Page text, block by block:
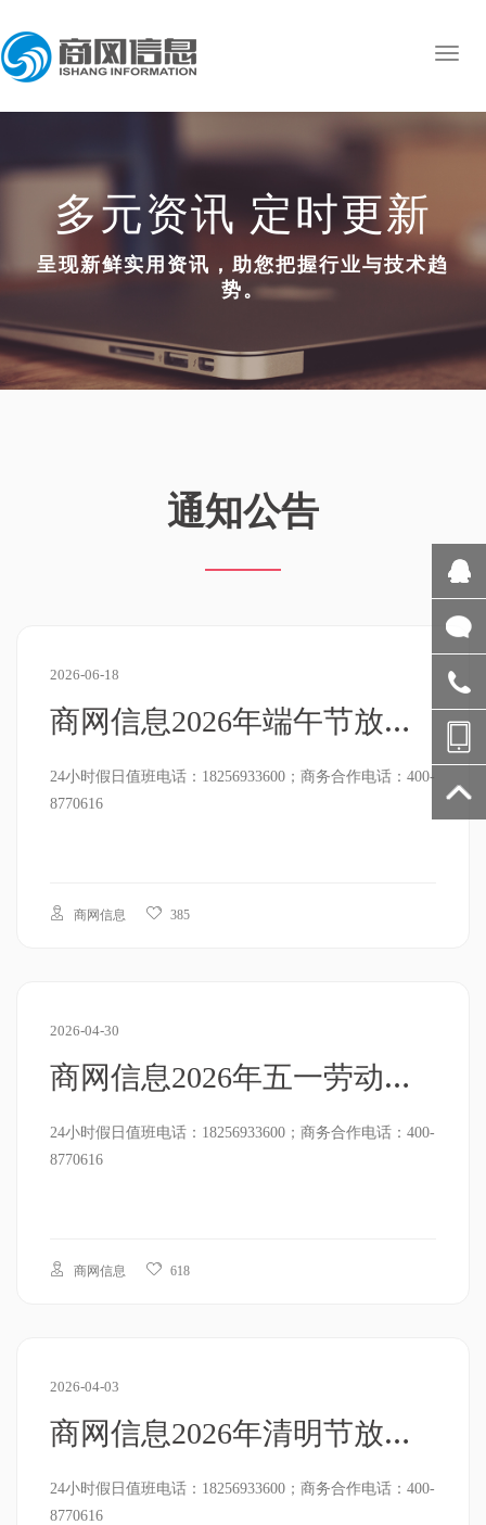
多元资讯 定时更新
呈现新鲜实用资讯，助您把握行业与技术趋
势。
通知公告
2026-06-18
商网信息2026年端午节放假通知
24小时假日值班电话：18256933600；商务合作电话：400-
8770616
商网信息 385
2026-04-30
商网信息2026年五一劳动节放假通知
24小时假日值班电话：18256933600；商务合作电话：400-
8770616
商网信息 618
2026-04-03
商网信息2026年清明节放假通知
24小时假日值班电话：18256933600；商务合作电话：400-
8770616